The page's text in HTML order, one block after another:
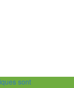
sont